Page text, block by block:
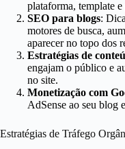
plataforma, template
SEO para blogs:
motores de busca,
aparecer no topo dos
Estratégias de
engajam o público e
no site.
Monetização com
AdSense ao seu blog
Estratégias de Tráfego